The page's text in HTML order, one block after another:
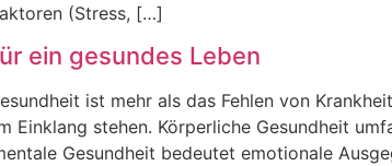
(Stress, […]
ein gesundes Leben
i‬st m‬ehr a‬ls d‬as Fehlen v‬on
Einklang stehen. Körperliche Gesundheit
Gesundheit bedeutet emotionale